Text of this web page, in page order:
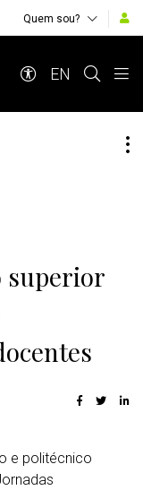
Quem sou?
EN
superior
e politécnico